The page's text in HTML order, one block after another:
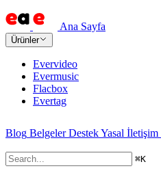
Ana Sayfa
Ürünler
Evervideo
Evermusic
Flacbox
Evertag
Blog Belgeler DestekYasal İletişim
⌘K